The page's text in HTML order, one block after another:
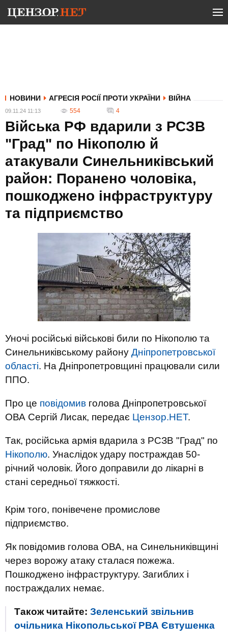
НОВИНИ АГРЕСІЯ РОСІЇ ПРОТИ УКРАЇНИ ВІЙНА
09.11.24 11:13 554 4
Війська РФ вдарили з РСЗВ
"Град" по Нікополю й
атакували Синельниківський
район: Поранено чоловіка,
пошкоджено інфраструктуру
та підприємство
Уночі російські військові били по Нікополю та
Синельниківському району Дніпропетровської
області. На Дніпропетровщині працювали сили
ППО.
Про це повідомив голова Дніпропетровської
ОВА Сергій Лисак, передає Цензор.НЕТ.
Так, російська армія вдарила з РСЗВ "Град" по
Нікополю. Унаслідок удару постраждав 50-
річний чоловік. Його доправили до лікарні в
стані середньої тяжкості.
Крім того, понівечене промислове
підприємство.
Як повідомив голова ОВА, на Синельниківщині
через ворожу атаку сталася пожежа.
Пошкоджено інфраструктуру. Загиблих і
постраждалих немає.
Також читайте: Зеленський звільнив
очільника Нікопольської РВА Євтушенка